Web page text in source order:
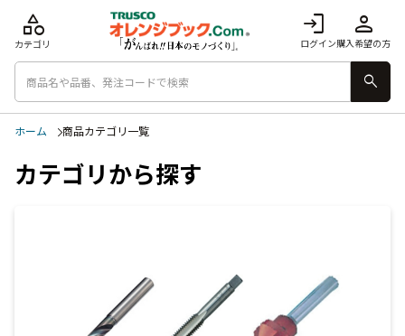
login
ログイン
person
購入希望の方
category
カテゴリ
search
ホーム 商品カテゴリ一覧
カテゴリから探す